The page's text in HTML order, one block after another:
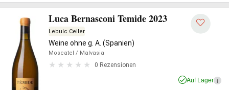
Luca Bernasconi Temide 2023
Lebulc Celler
Weine ohne g. A. (Spanien)
Moscatel / Malvasia
0 Rezensionen
Auf Lager i